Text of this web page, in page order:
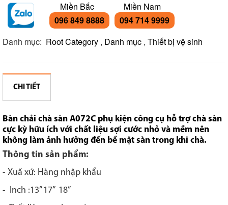
Miền Bắc
096 849 8888
Miền Nam
094 714 9999
Danh mục: Root Category , Danh mục , Thiết bị vệ sinh
CHI TIẾT
Bàn chải chà sàn A072C phụ kiện công cụ hỗ trợ chà sàn
cực kỳ hữu ích với chất liệu sợi cước nhỏ và mềm nên
không làm ảnh hưởng đến bề mặt sàn trong khi chà.
Thông tin sản phẩm:
- Xuấ xứ: Hàng nhập khẩu
- Inch :13” 17” 18”